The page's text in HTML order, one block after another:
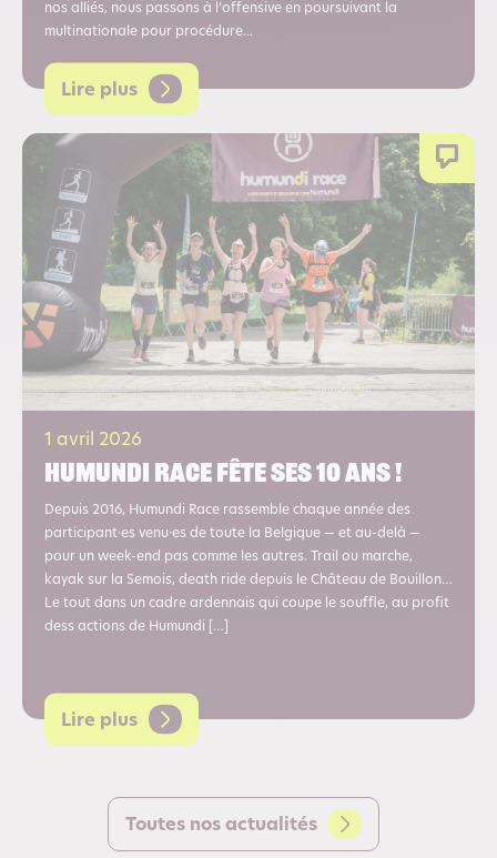
nos alliés, nous passons à l’offensive en poursuivant la
multinationale pour procédure...
Lire plus
1 avril 2026
Humundi race fête ses 10 ans !
Depuis 2016, Humundi Race rassemble chaque année des
participant·es venu·es de toute la Belgique — et au-delà —
pour un week-end pas comme les autres. Trail ou marche,
kayak sur la Semois, death ride depuis le Château de Bouillon…
Le tout dans un cadre ardennais qui coupe le souffle, au profit
dess actions de Humundi […]
Lire plus
Toutes nos actualités